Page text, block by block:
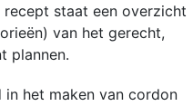
staat een overzicht
van het gerecht,
plannen.
in het maken van cordon